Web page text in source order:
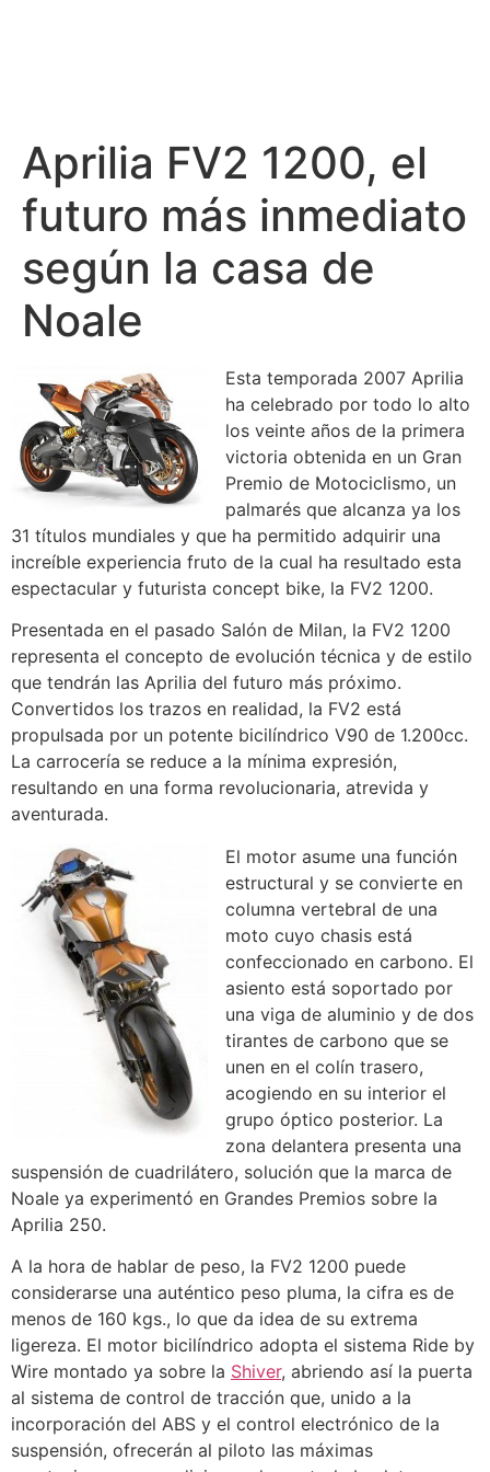
Aprilia FV2 1200, el
futuro más inmediato
según la casa de
Noale
Esta temporada 2007 Aprilia
ha celebrado por todo lo alto
los veinte años de la primera
victoria obtenida en un Gran
Premio de Motociclismo, un
palmarés que alcanza ya los
31 títulos mundiales y que ha permitido adquirir una
increíble experiencia fruto de la cual ha resultado esta
espectacular y futurista concept bike, la FV2 1200.
Presentada en el pasado Salón de Milan, la FV2 1200
representa el concepto de evolución técnica y de estilo
que tendrán las Aprilia del futuro más próximo.
Convertidos los trazos en realidad, la FV2 está
propulsada por un potente bicilíndrico V90 de 1.200cc.
La carrocería se reduce a la mínima expresión,
resultando en una forma revolucionaria, atrevida y
aventurada.
El motor asume una función
estructural y se convierte en
columna vertebral de una
moto cuyo chasis está
confeccionado en carbono. El
asiento está soportado por
una viga de aluminio y de dos
tirantes de carbono que se
unen en el colín trasero,
acogiendo en su interior el
grupo óptico posterior. La
zona delantera presenta una
suspensión de cuadrilátero, solución que la marca de
Noale ya experimentó en Grandes Premios sobre la
Aprilia 250.
A la hora de hablar de peso, la FV2 1200 puede
considerarse una auténtico peso pluma, la cifra es de
menos de 160 kgs., lo que da idea de su extrema
ligereza. El motor bicilíndrico adopta el sistema Ride by
Wire montado ya sobre la Shiver, abriendo así la puerta
al sistema de control de tracción que, unido a la
incorporación del ABS y el control electrónico de la
suspensión, ofrecerán al piloto las máximas